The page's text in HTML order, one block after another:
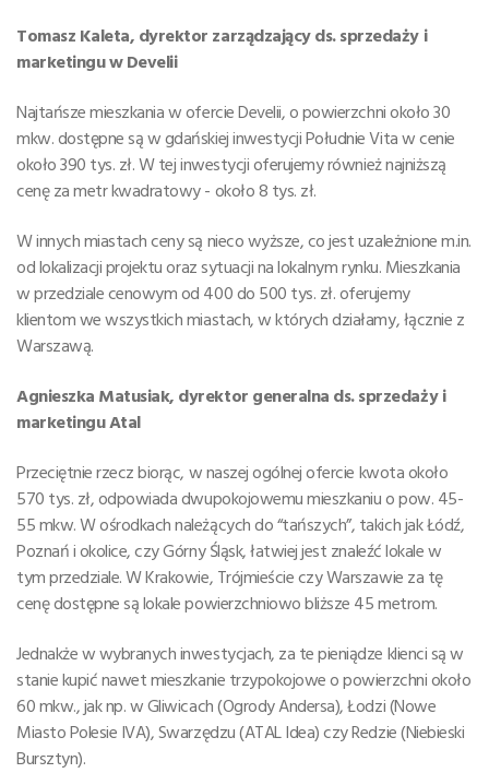
Tomasz Kaleta, dyrektor zarządzający ds. sprzedaży i
marketingu w Develii
Najtańsze mieszkania w ofercie Develii, o powierzchni około 30
mkw. dostępne są w gdańskiej inwestycji Południe Vita w cenie
około 390 tys. zł. W tej inwestycji oferujemy również najniższą
cenę za metr kwadratowy - około 8 tys. zł.
W innych miastach ceny są nieco wyższe, co jest uzależnione m.in.
od lokalizacji projektu oraz sytuacji na lokalnym rynku. Mieszkania
w przedziale cenowym od 400 do 500 tys. zł. oferujemy
klientom we wszystkich miastach, w których działamy, łącznie z
Warszawą.
Agnieszka Matusiak, dyrektor generalna ds. sprzedaży i
marketingu Atal
Przeciętnie rzecz biorąc, w naszej ogólnej ofercie kwota około
570 tys. zł, odpowiada dwupokojowemu mieszkaniu o pow. 45-
55 mkw. W ośrodkach należących do “tańszych”, takich jak Łódź,
Poznań i okolice, czy Górny Śląsk, łatwiej jest znaleźć lokale w
tym przedziale. W Krakowie, Trójmieście czy Warszawie za tę
cenę dostępne są lokale powierzchniowo bliższe 45 metrom.
Jednakże w wybranych inwestycjach, za te pieniądze klienci są w
stanie kupić nawet mieszkanie trzypokojowe o powierzchni około
60 mkw., jak np. w Gliwicach (Ogrody Andersa), Łodzi (Nowe
Miasto Polesie IVA), Swarzędzu (ATAL Idea) czy Redzie (Niebieski
Bursztyn).